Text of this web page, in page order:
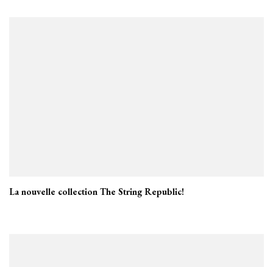
La nouvelle collection The String Republic!